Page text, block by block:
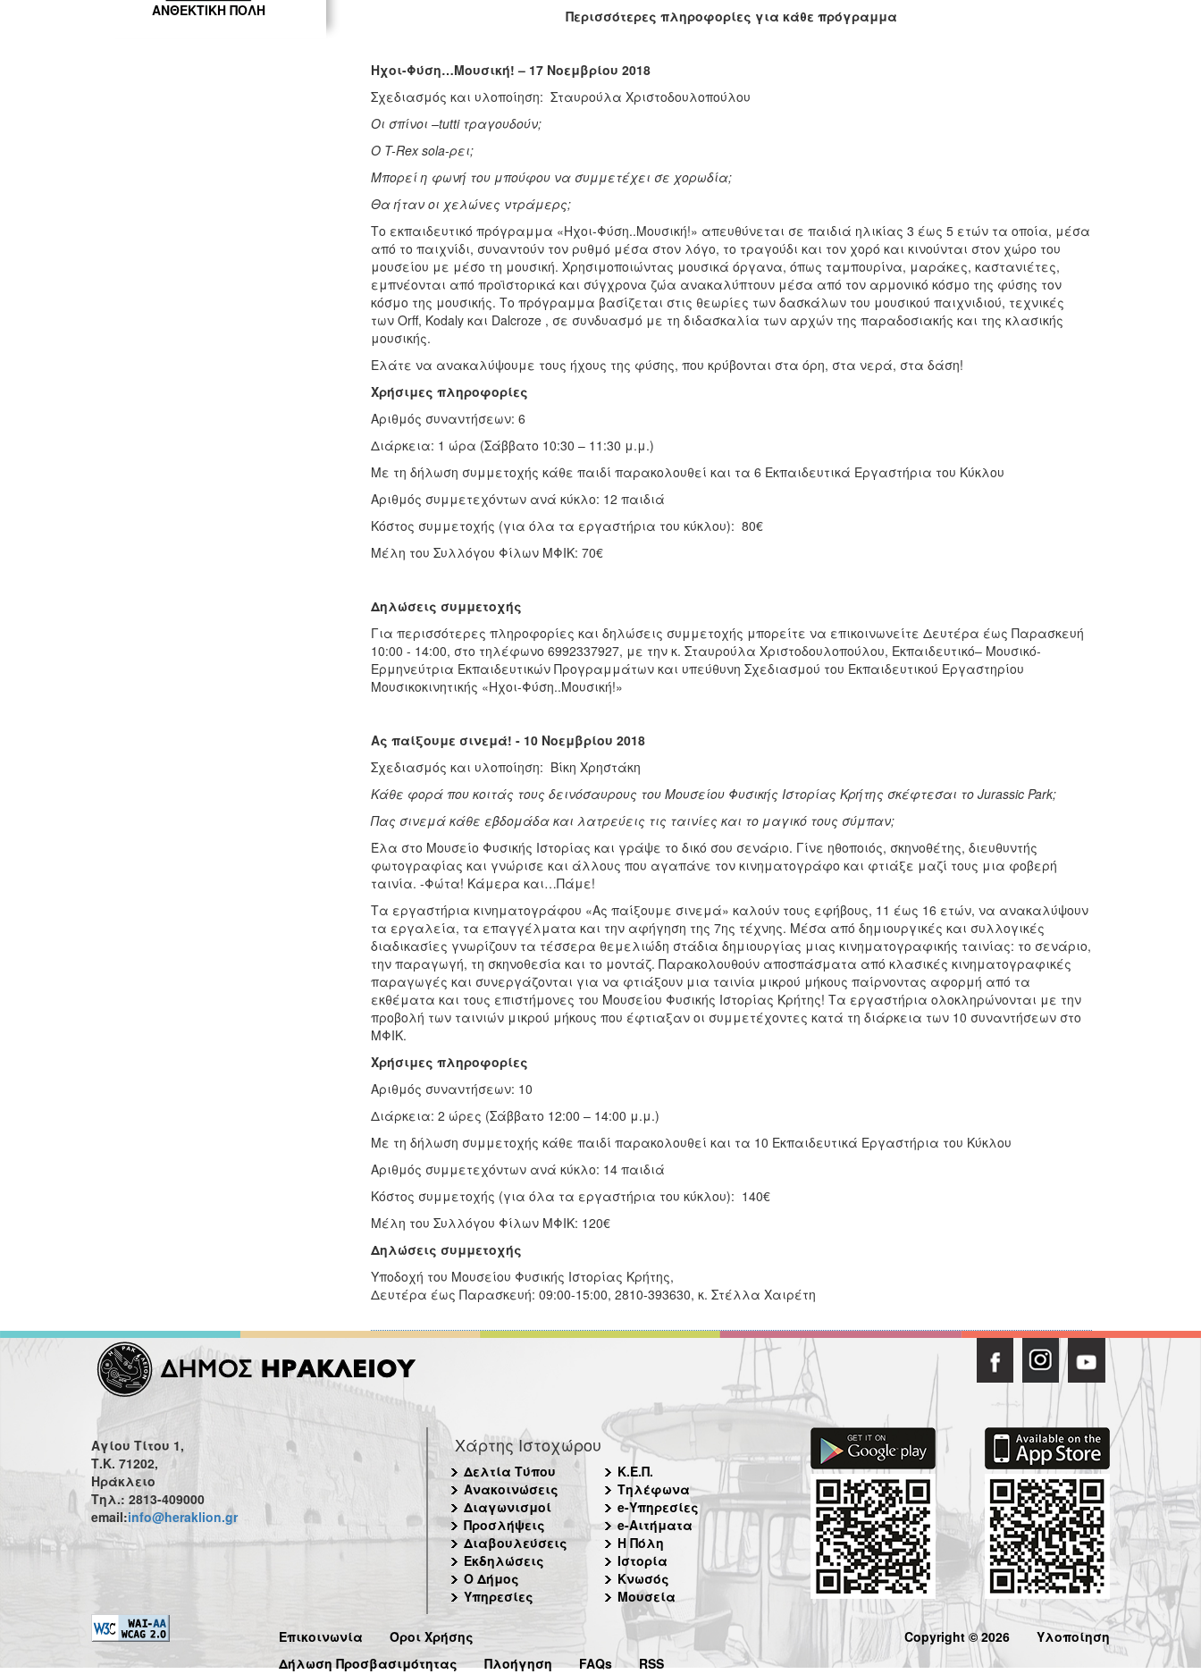
ΑΝΘΕΚΤΙΚΗ ΠΟΛΗ Περισσότερες πληροφορίες για κάθε πρόγραμμα
Ηχοι-Φύση…Μουσική! – 17 Νοεμβρίου 2018
Σχεδιασμός και υλοποίηση: Σταυρούλα Χριστοδουλοπούλου
Οι σπίνοι –tuttiτραγουδούν;
Ο T-Rex sola-ρει;
Μπορεί η φωνή του μπούφου να συμμετέχει σε χορωδία;
Θα ήταν οι χελώνες ντράμερς;
Το εκπαιδευτικό πρόγραμμα «Ηχοι-Φύση..Μουσική!» απευθύνεται σε παιδιά ηλικίας 3 έως 5 ετών τα οποία, μέσα
από το παιχνίδι, συναντούν τον ρυθμό μέσα στον λόγο, το τραγούδι και τον χορό και κινούνται στον χώρο του
μουσείου με μέσο τη μουσική. Χρησιμοποιώντας μουσικά όργανα, όπως ταμπουρίνα, μαράκες, καστανιέτες,
εμπνέονται από προϊστορικά και σύγχρονα ζώα ανακαλύπτουν μέσα από τον αρμονικό κόσμο της φύσης τον
κόσμο της μουσικής. Το πρόγραμμα βασίζεται στις θεωρίες των δασκάλων του μουσικού παιχνιδιού, τεχνικές
των Orff, Kodaly και Dalcroze , σε συνδυασμό με τη διδασκαλία των αρχών της παραδοσιακής και της κλασικής
μουσικής.
Ελάτε να ανακαλύψουμε τους ήχους της φύσης, που κρύβονται στα όρη, στα νερά, στα δάση!
Χρήσιμες πληροφορίες
Αριθμός συναντήσεων: 6
Διάρκεια: 1 ώρα (Σάββατο 10:30 – 11:30 μ.μ.)
Με τη δήλωση συμμετοχής κάθε παιδί παρακολουθεί και τα 6 Εκπαιδευτικά Εργαστήρια του Κύκλου
Αριθμός συμμετεχόντων ανά κύκλο: 12 παιδιά
Κόστος συμμετοχής (για όλα τα εργαστήρια του κύκλου): 80€
Μέλη του Συλλόγου Φίλων ΜΦΙΚ: 70€
Δηλώσεις συμμετοχής
Για περισσότερες πληροφορίες και δηλώσεις συμμετοχής μπορείτε να επικοινωνείτε Δευτέρα έως Παρασκευή
10:00 - 14:00, στο τηλέφωνο 6992337927, με την κ. Σταυρούλα Χριστοδουλοπούλου, Εκπαιδευτικό– Μουσικό-
Ερμηνεύτρια Εκπαιδευτικών Προγραμμάτων και υπεύθυνη Σχεδιασμού του Εκπαιδευτικού Εργαστηρίου
Μουσικοκινητικής «Ηχοι-Φύση..Μουσική!»
Ας παίξουμε σινεμά! - 10 Νοεμβρίου 2018
Σχεδιασμός και υλοποίηση: Βίκη Χρηστάκη
Κάθε φορά που κοιτάς τους δεινόσαυρους του Μουσείου Φυσικής Ιστορίας Κρήτης σκέφτεσαι το Jurassic Park;
Πας σινεμά κάθε εβδομάδα και λατρεύεις τις ταινίες και το μαγικό τους σύμπαν;
Έλα στο Μουσείο Φυσικής Ιστορίας και γράψε το δικό σου σενάριο. Γίνε ηθοποιός, σκηνοθέτης, διευθυντής
φωτογραφίας και γνώρισε και άλλους που αγαπάνε τον κινηματογράφο και φτιάξε μαζί τους μια φοβερή
ταινία. -Φώτα! Κάμερα και…Πάμε!
Τα εργαστήρια κινηματογράφου «Ας παίξουμε σινεμά» καλούν τους εφήβους, 11 έως 16 ετών, να ανακαλύψουν
τα εργαλεία, τα επαγγέλματα και την αφήγηση της 7ης τέχνης. Μέσα από δημιουργικές και συλλογικές
διαδικασίες γνωρίζουν τα τέσσερα θεμελιώδη στάδια δημιουργίας μιας κινηματογραφικής ταινίας: το σενάριο,
την παραγωγή, τη σκηνοθεσία και το μοντάζ. Παρακολουθούν αποσπάσματα από κλασικές κινηματογραφικές
παραγωγές και συνεργάζονται για να φτιάξουν μια ταινία μικρού μήκους παίρνοντας αφορμή από τα
εκθέματα και τους επιστήμονες του Μουσείου Φυσικής Ιστορίας Κρήτης! Τα εργαστήρια ολοκληρώνονται με την
προβολή των ταινιών μικρού μήκους που έφτιαξαν οι συμμετέχοντες κατά τη διάρκεια των 10 συναντήσεων στο
ΜΦΙΚ.
Χρήσιμες πληροφορίες
Αριθμός συναντήσεων: 10
Διάρκεια: 2 ώρες (Σάββατο 12:00 – 14:00 μ.μ.)
Με τη δήλωση συμμετοχής κάθε παιδί παρακολουθεί και τα 10 Εκπαιδευτικά Εργαστήρια του Κύκλου
Αριθμός συμμετεχόντων ανά κύκλο: 14 παιδιά
Κόστος συμμετοχής (για όλα τα εργαστήρια του κύκλου): 140€
Μέλη του Συλλόγου Φίλων ΜΦΙΚ: 120€
Δηλώσεις συμμετοχής
Υποδοχή του Μουσείου Φυσικής Ιστορίας Κρήτης,
Δευτέρα έως Παρασκευή: 09:00-15:00, 2810-393630, κ. Στέλλα Χαιρέτη
Αγίου Τίτου 1,
Τ.Κ. 71202,
Ηράκλειο
Τηλ.: 2813-409000
email:info@heraklion.gr
Χάρτης Ιστοχώρου
Δελτία Τύπου
Ανακοινώσεις
Διαγωνισμοί
Προσλήψεις
Διαβουλεύσεις
Εκδηλώσεις
Ο Δήμος
Υπηρεσίες
Κ.Ε.Π.
Τηλέφωνα
e-Υπηρεσίες
e-Αιτήματα
Η Πόλη
Ιστορία
Κνωσός
Μουσεία
Επικοινωνία
Όροι Χρήσης
Δήλωση Προσβασιμότητας
Πλοήγηση FAQs RSS
Copyright © 2026 Υλοποίηση